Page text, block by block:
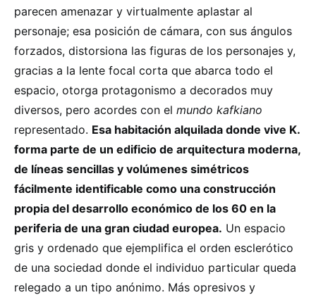
parecen amenazar y virtualmente aplastar al
personaje; esa posición de cámara, con sus ángulos
forzados, distorsiona las figuras de los personajes y,
gracias a la lente focal corta que abarca todo el
espacio, otorga protagonismo a decorados muy
diversos, pero acordes con el mundo kafkiano
representado. Esa habitación alquilada donde vive K.
forma parte de un edificio de arquitectura moderna,
de líneas sencillas y volúmenes simétricos
fácilmente identificable como una construcción
propia del desarrollo económico de los 60 en la
periferia de una gran ciudad europea. Un espacio
gris y ordenado que ejemplifica el orden esclerótico
de una sociedad donde el individuo particular queda
relegado a un tipo anónimo. Más opresivos y